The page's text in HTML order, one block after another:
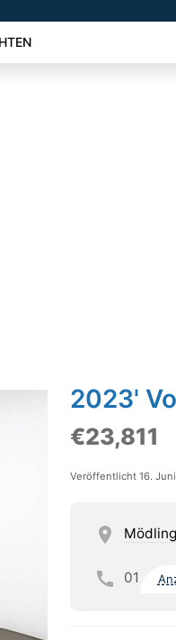
2023'
€23,811
Veröffentlicht 16.
Mödling
01